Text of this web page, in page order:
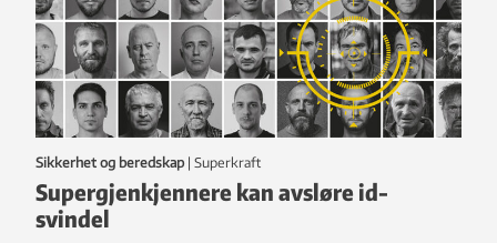
Sikkerhet og beredskap | Superkraft
Supergjenkjennere kan avsløre id-
svindel